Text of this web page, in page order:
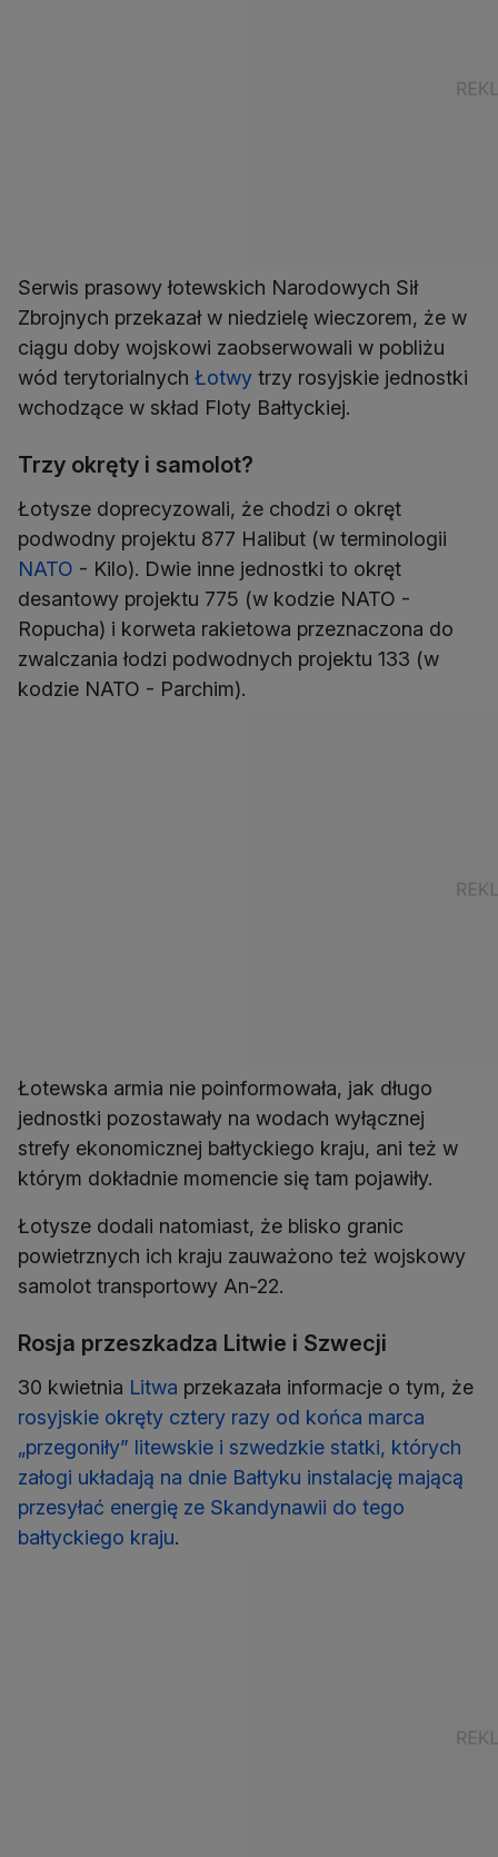
Serwis prasowy łotewskich Narodowych Sił
Zbrojnych przekazał w niedzielę wieczorem, że w
ciągu doby wojskowi zaobserwowali w pobliżu
wód terytorialnych Łotwy trzy rosyjskie jednostki
wchodzące w skład Floty Bałtyckiej.
Trzy okręty i samolot?
Łotysze doprecyzowali, że chodzi o okręt
podwodny projektu 877 Halibut (w terminologii
NATO - Kilo). Dwie inne jednostki to okręt
desantowy projektu 775 (w kodzie NATO -
Ropucha) i korweta rakietowa przeznaczona do
zwalczania łodzi podwodnych projektu 133 (w
kodzie NATO - Parchim).
Łotewska armia nie poinformowała, jak długo
jednostki pozostawały na wodach wyłącznej
strefy ekonomicznej bałtyckiego kraju, ani też w
którym dokładnie momencie się tam pojawiły.
Łotysze dodali natomiast, że blisko granic
powietrznych ich kraju zauważono też wojskowy
samolot transportowy An-22.
Rosja przeszkadza Litwie i Szwecji
30 kwietnia Litwa przekazała informacje o tym, że
rosyjskie okręty cztery razy od końca marca
„przegoniły” litewskie i szwedzkie statki, których
załogi układają na dnie Bałtyku instalację mającą
przesyłać energię ze Skandynawii do tego
bałtyckiego kraju.